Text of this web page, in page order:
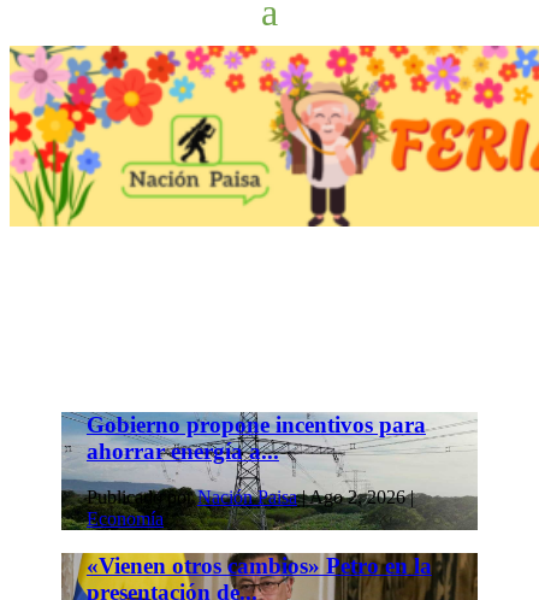
Gobierno propone incentivos para
ahorrar energía a...
Publicado porNación Paisa|Ago 2, 2026|
Economía
«Vienen otros cambios» Petro en la
presentación de...